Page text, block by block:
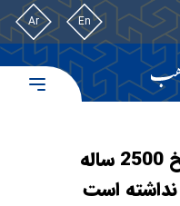
En
Ar
ملت ایران در طول تاریخ 2500 ساله
است